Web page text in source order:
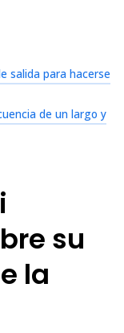
salida para hacerse
de un largo y
su
la